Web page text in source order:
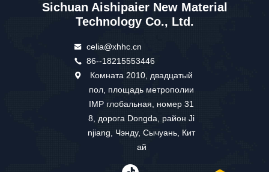
Sichuan Aishipaier New Material
Technology Co., Ltd.
celia@xhhc.cn
86--18215553446
Комната 2010, двадцатый
пол, площадь метрополии
IMP глобальная, номер 31
8, дорога Dongda, район Ji
njiang, Чэнду, Сычуань, Кит
ай